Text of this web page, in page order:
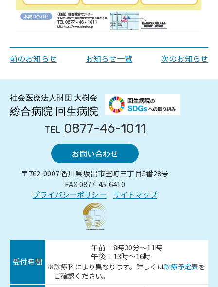
前のお知らせ お知らせ一覧 次のお知らせ
TEL 0877-46-1011
お問い合わせ
〒762-0007 香川県坂出市室町三丁目5番28号
FAX 0877-45-6410
プライバシーポリシー
サイトマップ
受付時間
午前：8時30分～11時
午後：13時～16時
診療科により異なります。詳しくは診療予定表を
ご確認ください。